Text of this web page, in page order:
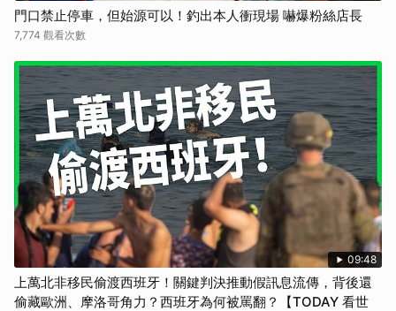
門口禁止停車，但始源可以！釣出本人衝現場 嚇爆粉絲店長
7,774 觀看次數
09:48
上萬北非移民偷渡西班牙！關鍵判決推動假訊息流傳，背後還
偷藏歐洲、摩洛哥角力？西班牙為何被罵翻？【TODAY 看世